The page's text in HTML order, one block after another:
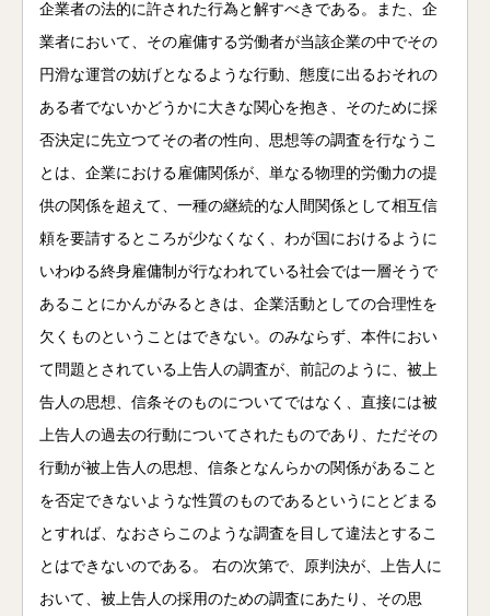
企業者の法的に許された行為と解すべきである。また、企
業者において、その雇傭する労働者が当該企業の中でその
円滑な運営の妨げとなるような行動、態度に出るおそれの
ある者でないかどうかに大きな関心を抱き、そのために採
否決定に先立つてその者の性向、思想等の調査を行なうこ
とは、企業における雇傭関係が、単なる物理的労働力の提
供の関係を超えて、一種の継続的な人間関係として相互信
頼を要請するところが少なくなく、わが国におけるように
いわゆる終身雇傭制が行なわれている社会では一層そうで
あることにかんがみるときは、企業活動としての合理性を
欠くものということはできない。のみならず、本件におい
て問題とされている上告人の調査が、前記のように、被上
告人の思想、信条そのものについてではなく、直接には被
上告人の過去の行動についてされたものであり、ただその
行動が被上告人の思想、信条となんらかの関係があること
を否定できないような性質のものであるというにとどまる
とすれば、なおさらこのような調査を目して違法とするこ
とはできないのである。 右の次第で、原判決が、上告人に
おいて、被上告人の採用のための調査にあたり、その思